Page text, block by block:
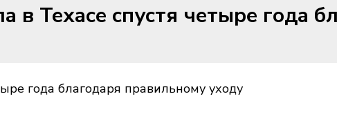
в Техасе спустя четыре года
года благодаря правильному уходу